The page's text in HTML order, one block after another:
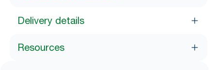
Delivery details
Resources